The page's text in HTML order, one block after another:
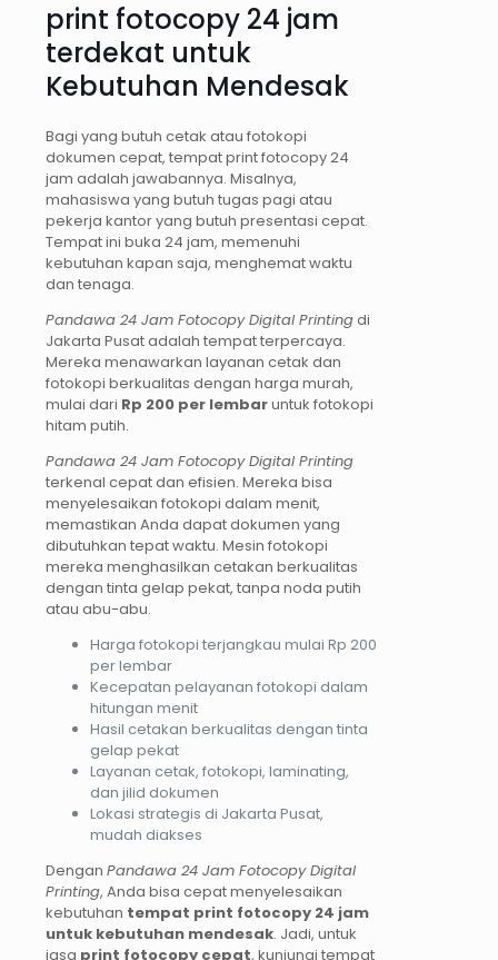
print fotocopy 24 jam
terdekat untuk
Kebutuhan Mendesak
Bagi yang butuh cetak atau fotokopi
dokumen cepat, tempat print fotocopy 24
jam adalah jawabannya. Misalnya,
mahasiswa yang butuh tugas pagi atau
pekerja kantor yang butuh presentasi cepat.
Tempat ini buka 24 jam, memenuhi
kebutuhan kapan saja, menghemat waktu
dan tenaga.
Pandawa 24 Jam Fotocopy Digital Printingdi
Jakarta Pusat adalah tempat terpercaya.
Mereka menawarkan layanan cetak dan
fotokopi berkualitas dengan harga murah,
mulai dari Rp 200 per lembaruntuk fotokopi
hitam putih.
Pandawa 24 Jam Fotocopy Digital Printing
terkenal cepat dan efisien. Mereka bisa
menyelesaikan fotokopi dalam menit,
memastikan Anda dapat dokumen yang
dibutuhkan tepat waktu. Mesin fotokopi
mereka menghasilkan cetakan berkualitas
dengan tinta gelap pekat, tanpa noda putih
atau abu-abu.
Harga fotokopi terjangkau mulai Rp 200
per lembar
Kecepatan pelayanan fotokopi dalam
hitungan menit
Hasil cetakan berkualitas dengan tinta
gelap pekat
Layanan cetak, fotokopi, laminating,
dan jilid dokumen
Lokasi strategis di Jakarta Pusat,
mudah diakses
Dengan Pandawa 24 Jam Fotocopy Digital
Printing, Anda bisa cepat menyelesaikan
kebutuhan tempat print fotocopy 24 jam
untuk kebutuhan mendesak. Jadi, untuk
jasa print fotocopy cepat, kunjungi tempat